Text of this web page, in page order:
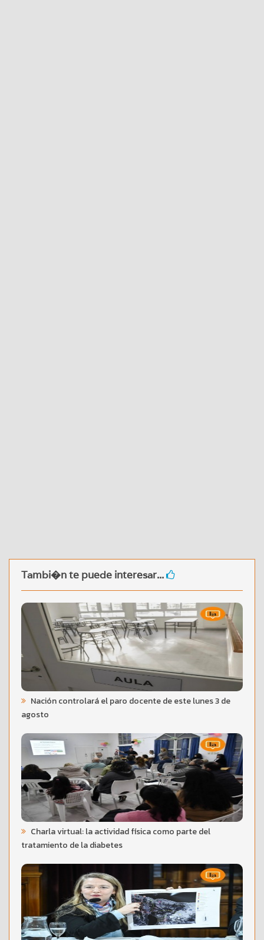
Tambi�n te puede interesar...
Nación controlará el paro docente de este lunes 3 de
agosto
Charla virtual: la actividad física como parte del
tratamiento de la diabetes